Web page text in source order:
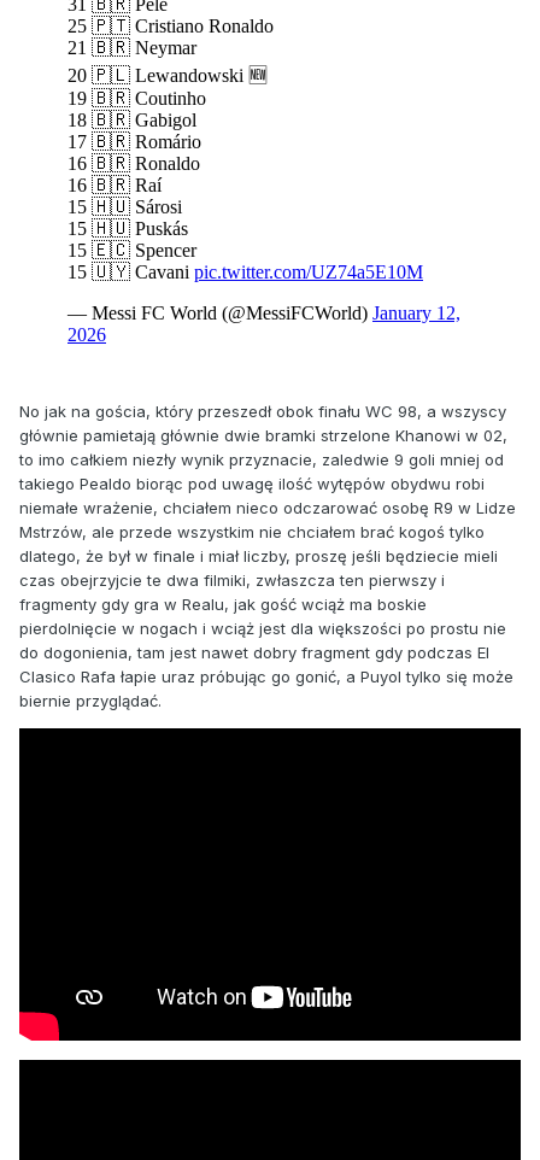
No jak na gościa, który przeszedł obok finału WC 98, a wszyscy
głównie pamietają głównie dwie bramki strzelone Khanowi w 02,
to imo całkiem niezły wynik przyznacie, zaledwie 9 goli mniej od
takiego Pealdo biorąc pod uwagę ilość wytępów obydwu robi
niemałe wrażenie, chciałem nieco odczarować osobę R9 w Lidze
Mstrzów, ale przede wszystkim nie chciałem brać kogoś tylko
dlatego, że był w finale i miał liczby, proszę jeśli będziecie mieli
czas obejrzyjcie te dwa filmiki, zwłaszcza ten pierwszy i
fragmenty gdy gra w Realu, jak gość wciąż ma boskie
pierdolnięcie w nogach i wciąż jest dla większości po prostu nie
do dogonienia, tam jest nawet dobry fragment gdy podczas El
Clasico Rafa łapie uraz próbując go gonić, a Puyol tylko się może
biernie przyglądać.